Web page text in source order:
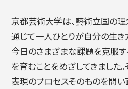
日本
京都芸術大学は、藝術立国の理
通じて一人ひとりが自分の生き
今日のさまざまな課題を克服
を育むことをめざしてきました
表現のプロセスそのものを問い